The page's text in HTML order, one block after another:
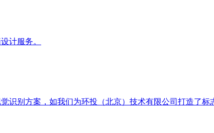
计服务。
别方案，如我们为环投（北京）技术有限公司打造了标